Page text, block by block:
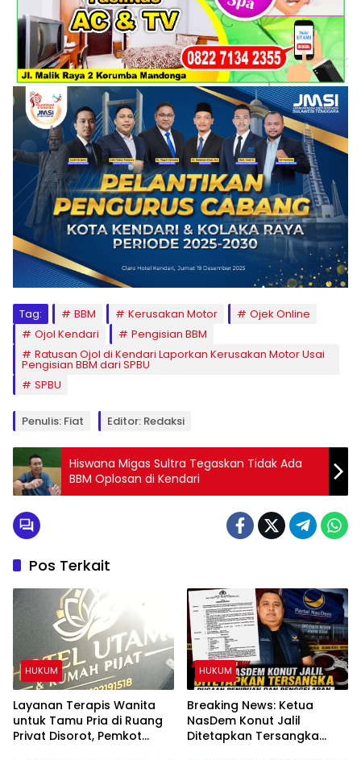
Tag: BBM Kerusakan Motor
Ojek Online
Ojol Kendari
Pengisian BBM
Ratusan Ojol di Kendari Laporkan Kerusakan Motor Usai
Pengisian BBM dari SPBU
SPBU
Penulis: Fiat Editor: Redaksi
Hiswana Migas Sultra Tegaskan Tidak Ada
BBM Oplosan di Kendari
Pos Terkait
HUKUM
Layanan Terapis Wanita
untuk Tamu Pria di Ruang
Privat Disorot, Pemkot
HUKUM
Breaking News: Ketua
NasDem Konut Jalil
Ditetapkan Tersangka